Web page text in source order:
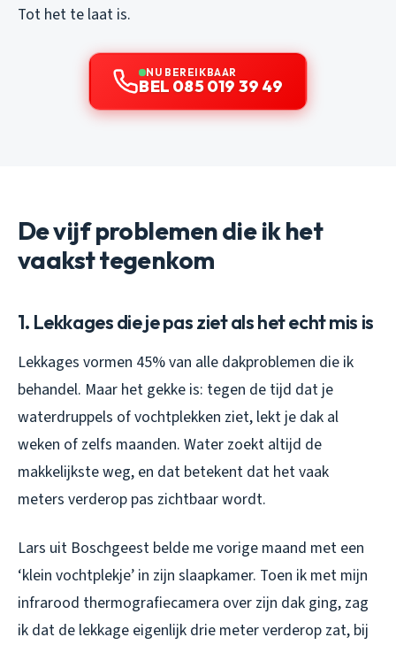
Tot het te laat is.
NU BEREIKBAAR
BEL 085 019 39 49
De vijf problemen die ik het
vaakst tegenkom
1. Lekkages die je pas ziet als het echt mis is
Lekkages vormen 45% van alle dakproblemen die ik
behandel. Maar het gekke is: tegen de tijd dat je
waterdruppels of vochtplekken ziet, lekt je dak al
weken of zelfs maanden. Water zoekt altijd de
makkelijkste weg, en dat betekent dat het vaak
meters verderop pas zichtbaar wordt.
Lars uit Boschgeest belde me vorige maand met een
‘klein vochtplekje’ in zijn slaapkamer. Toen ik met mijn
infrarood thermografiecamera over zijn dak ging, zag
ik dat de lekkage eigenlijk drie meter verderop zat, bij